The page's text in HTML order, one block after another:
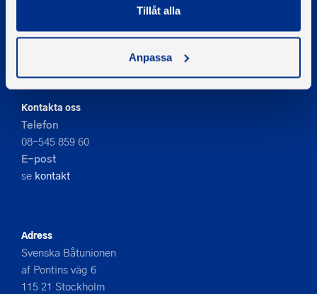
Tillåt alla
Anpassa
Information om cookies
Kontakta oss
Telefon
08-545 859 60
E-post
se kontakt
Adress
Svenska Båtunionen
af Pontins väg 6
115 21 Stockholm